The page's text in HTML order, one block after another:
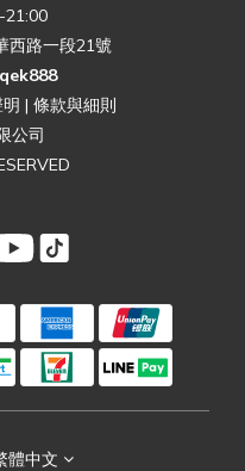
21:00
西路一段21號
| 條款與細則
公司
體中文